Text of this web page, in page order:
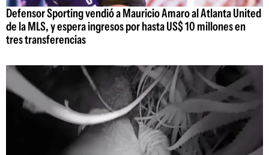
Defensor Sporting vendió a Mauricio Amaro al Atlanta United
de la MLS, y espera ingresos por hasta US$ 10 millones en
tres transferencias